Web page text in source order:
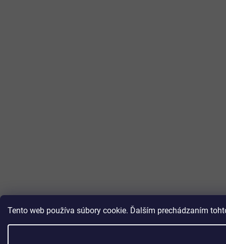
Tento web používa súbory cookie. Ďalším prechádzaním